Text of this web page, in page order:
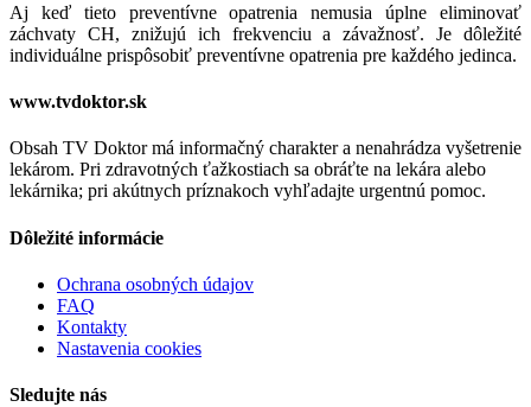
Aj keď tieto preventívne opatrenia nemusia úplne eliminovať
záchvaty CH, znižujú ich frekvenciu a závažnosť. Je dôležité
individuálne prispôsobiť preventívne opatrenia pre každého jedinca.
www.tvdoktor.sk
Obsah TV Doktor má informačný charakter a nenahrádza vyšetrenie
lekárom. Pri zdravotných ťažkostiach sa obráťte na lekára alebo
lekárnika; pri akútnych príznakoch vyhľadajte urgentnú pomoc.
Dôležité informácie
Ochrana osobných údajov
FAQ
Kontakty
Nastavenia cookies
Sledujte nás